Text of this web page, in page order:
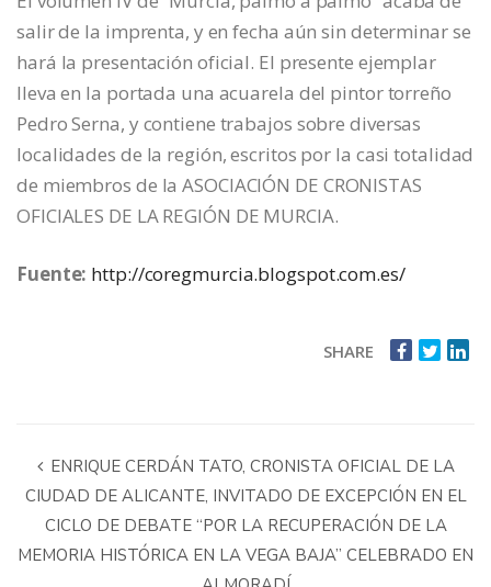
salir de la imprenta, y en fecha aún sin determinar se
hará la presentación oficial. El presente ejemplar
lleva en la portada una acuarela del pintor torreño
Pedro Serna, y contiene trabajos sobre diversas
localidades de la región, escritos por la casi totalidad
de miembros de la ASOCIACIÓN DE CRONISTAS
OFICIALES DE LA REGIÓN DE MURCIA.
Fuente: http://coregmurcia.blogspot.com.es/
SHARE
ENRIQUE CERDÁN TATO, CRONISTA OFICIAL DE LA
CIUDAD DE ALICANTE, INVITADO DE EXCEPCIÓN EN EL
CICLO DE DEBATE “POR LA RECUPERACIÓN DE LA
MEMORIA HISTÓRICA EN LA VEGA BAJA” CELEBRADO EN